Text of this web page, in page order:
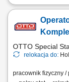
Twoje codzienne
zamówienia na
Umieszczaj
OTTO Special
relokacja do:
pracownik fizyczny /